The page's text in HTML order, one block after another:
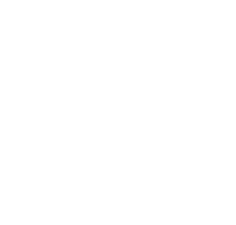
шкафов
шкафов